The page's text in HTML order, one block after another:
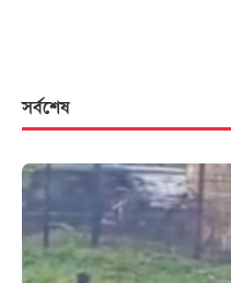
সর্বশেষ